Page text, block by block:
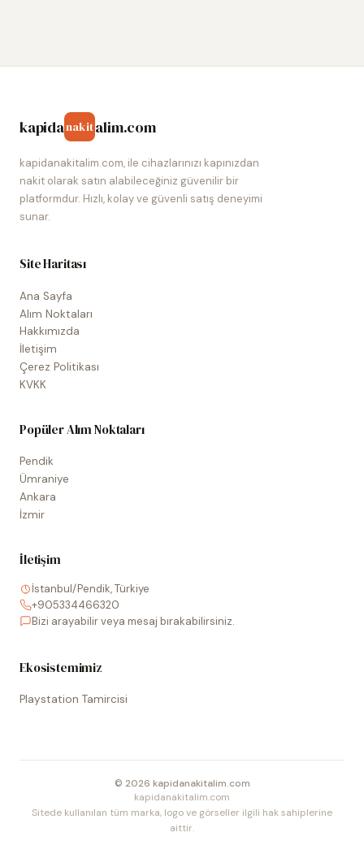
kapidanakitalim.com
kapidanakitalim.com, ile cihazlarınızı kapınızdan
nakit olarak satın alabileceğiniz güvenilir bir
platformdur. Hızlı, kolay ve güvenli satış deneyimi
sunar.
Site Haritası
Ana Sayfa
Alım Noktaları
Hakkımızda
İletişim
Çerez Politikası
KVKK
Popüler Alım Noktaları
Pendik
Ümraniye
Ankara
İzmir
İletişim
İstanbul/Pendik, Türkiye
+905334466320
Bizi arayabilir veya mesaj bırakabilirsiniz.
Ekosistemimiz
Playstation Tamircisi
© 2026 kapidanakitalim.com
kapidanakitalim.com
Sitede kullanılan tüm marka, logo ve görseller ilgili hak sahiplerine
aittir.